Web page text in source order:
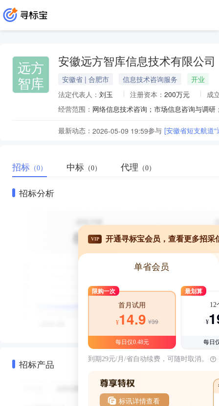
远方
智库
安徽远方智库信息技术有限公司
安徽省 | 合肥市 信息技术咨询服务
开业
法定代表人： 刘玉 注册资本： 200万元
成
经营范围：
最新动态： 2026-05-09 19:59参与 [安徽省短支航道
招标 （0） 中标 （0） 代理 （0）
招标分析
招标产品
VIP 开通寻标宝会员，查看更多招采
单省会员
限购一次
首月试用
¥14.9 ¥39
每日仅0.48元
最划算
12
¥
每日
到期29元/月/省自动续费，可随时取消。
标讯详情查看